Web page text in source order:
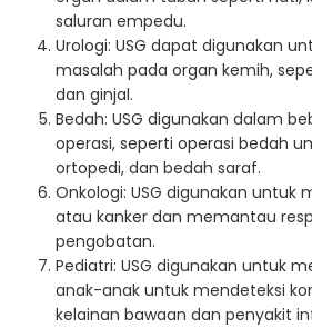
saluran empedu.
Urologi: USG dapat digunakan
masalah pada organ kemih,
dan ginjal.
Bedah: USG digunakan dalam
operasi, seperti operasi bedah
ortopedi, dan bedah saraf.
Onkologi: USG digunakan untuk
atau kanker dan memantau
pengobatan.
Pediatri: USG digunakan untuk
anak-anak untuk mendeteksi
kelainan bawaan dan penyakit